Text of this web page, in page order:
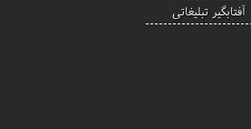
آفتابگیر تبلیغاتی